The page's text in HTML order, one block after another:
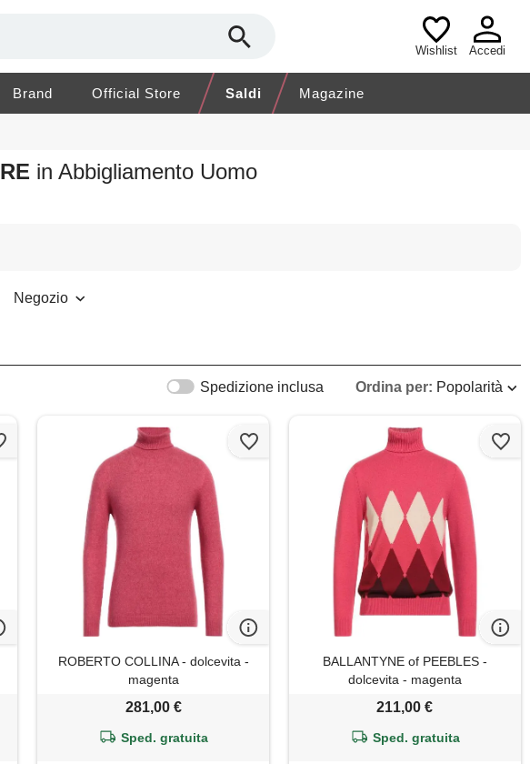
Wishlist Accedi
Brand Official Store Saldi Magazine
in Abbigliamento Uomo
Negozio
Ordina per: Popolarità
Spedizione inclusa
ROBERTO COLLINA - dolcevita -
magenta
281,00 €
Sped. gratuita
BALLANTYNE of PEEBLES -
dolcevita - magenta
211,00 €
Sped. gratuita